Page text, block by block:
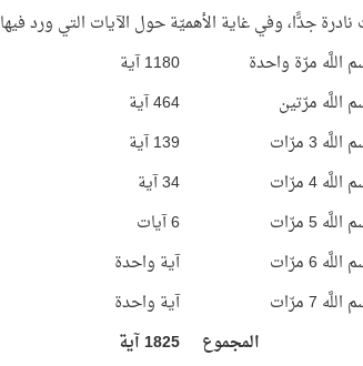
جدًّا، وفي غاية الأهميّة حول الآيات التي ورد
اللَّه مرّة واحدة
اللَّه مرّتين
3 مرّات
4 مرّات
5 مرّات
6 مرّات
آية واحدة
7 مرّات
آية واحدة
المجموع